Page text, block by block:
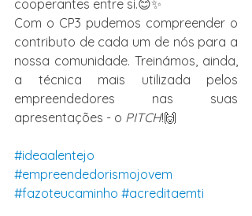
cooperantes entre si.😊✨
Com o CP3 pudemos compreender o
contributo de cada um de nós para a
nossa comunidade. Treinámos, ainda,
a técnica mais utilizada pelos
empreendedores nas suas
apresentações - o PITCH!🙌
#ideaalentejo
#empreendedorismojovem
#fazoteucaminho #acreditaemti